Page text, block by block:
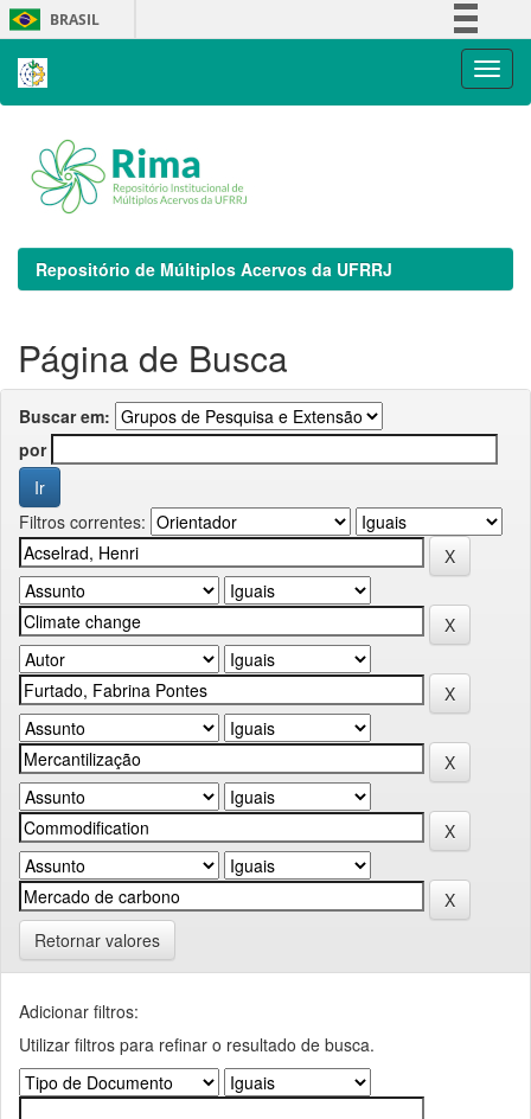
Skip
navigation
BRASIL
Repositório de Múltiplos Acervos da UFRRJ
Página de Busca
Buscar em:
por
Filtros correntes:
Retornar valores
Adicionar filtros:
Utilizar filtros para refinar o resultado de busca.